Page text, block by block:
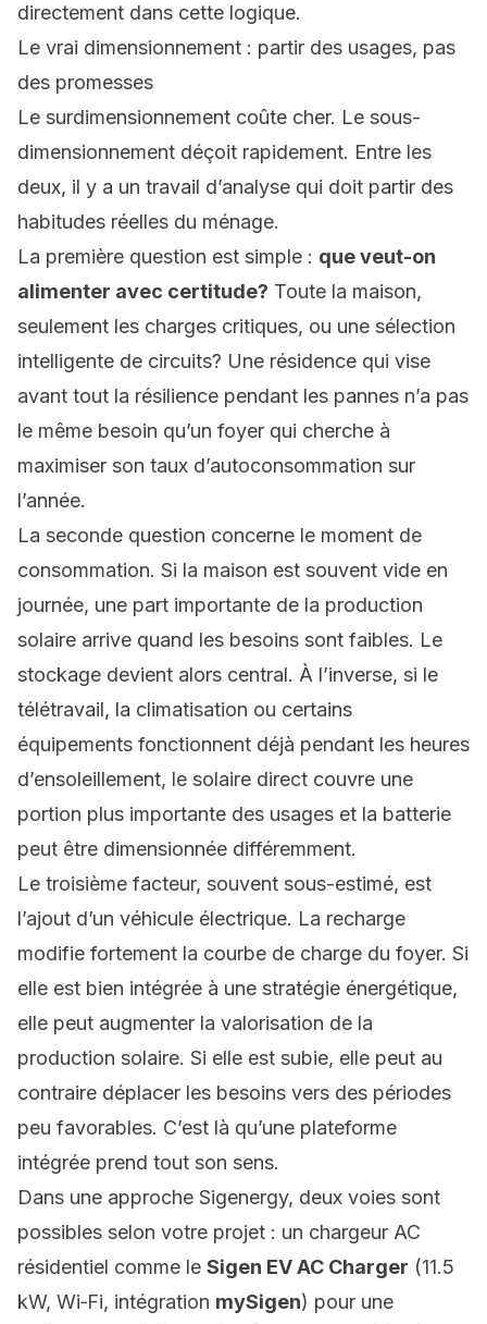
directement dans cette logique.
Le vrai dimensionnement : partir des usages, pas
des promesses
Le surdimensionnement coûte cher. Le sous-
dimensionnement déçoit rapidement. Entre les
deux, il y a un travail d’analyse qui doit partir des
habitudes réelles du ménage.
La première question est simple : que veut-on
alimenter avec certitude? Toute la maison,
seulement les charges critiques, ou une sélection
intelligente de circuits? Une résidence qui vise
avant tout la résilience pendant les pannes n’a pas
le même besoin qu’un foyer qui cherche à
maximiser son taux d’autoconsommation sur
l’année.
La seconde question concerne le moment de
consommation. Si la maison est souvent vide en
journée, une part importante de la production
solaire arrive quand les besoins sont faibles. Le
stockage devient alors central. À l’inverse, si le
télétravail, la climatisation ou certains
équipements fonctionnent déjà pendant les heures
d’ensoleillement, le solaire direct couvre une
portion plus importante des usages et la batterie
peut être dimensionnée différemment.
Le troisième facteur, souvent sous-estimé, est
l’ajout d’un véhicule électrique. La recharge
modifie fortement la courbe de charge du foyer. Si
elle est bien intégrée à une stratégie énergétique,
elle peut augmenter la valorisation de la
production solaire. Si elle est subie, elle peut au
contraire déplacer les besoins vers des périodes
peu favorables. C’est là qu’une plateforme
intégrée prend tout son sens.
Dans une approche Sigenergy, deux voies sont
possibles selon votre projet : un chargeur AC
résidentiel comme le Sigen EV AC Charger (11.5
kW, Wi‑Fi, intégration mySigen) pour une